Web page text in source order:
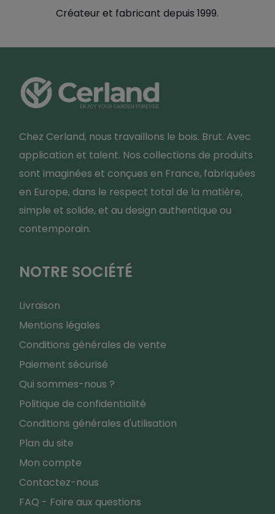
Créateur et fabricant depuis 1999.
Chez Cerland, nous travaillons le bois. Brut. Avec
application et talent. Nos collections de produits
sont imaginées et conçues en France, fabriquées
en Europe, dans le respect total de la matière,
simple et solide, et au design authentique ou
contemporain.
NOTRE SOCIÉTÉ
Livraison
Mentions légales
Conditions générales de vente
Paiement sécurisé
Qui sommes-nous ?
Politique de confidentialité
Conditions générales d'utilisation
Plan du site
Mon compte
Contactez-nous
FAQ - Foire aux questions